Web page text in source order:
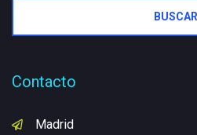
Contacto
Madrid